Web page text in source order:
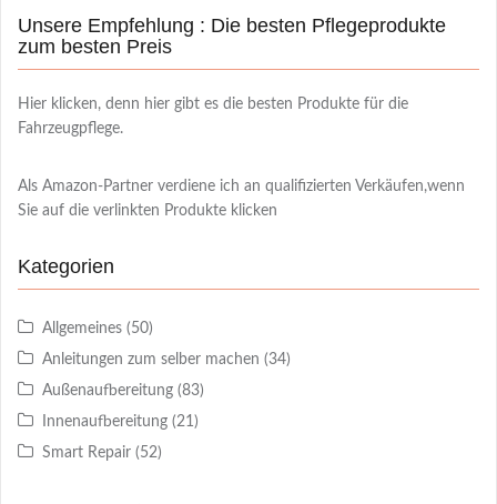
Unsere Empfehlung : Die besten Pflegeprodukte
zum besten Preis
Hier klicken, denn hier gibt es die besten Produkte für die
Fahrzeugpflege.
Als Amazon-Partner verdiene ich an qualifizierten Verkäufen,wenn
Sie auf die verlinkten Produkte klicken
Kategorien
Allgemeines (50)
Anleitungen zum selber machen (34)
Außenaufbereitung (83)
Innenaufbereitung (21)
Smart Repair (52)